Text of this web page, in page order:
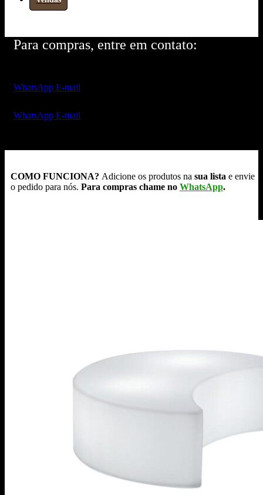
Para compras, entre em contato:
WhatsApp E-mail
WhatsApp E-mail
COMO FUNCIONA? Adicione os produtos na sua lista e envie
o pedido para nós. Para compras chame no WhatsApp.